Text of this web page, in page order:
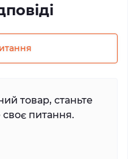
товар, станьте
питання.